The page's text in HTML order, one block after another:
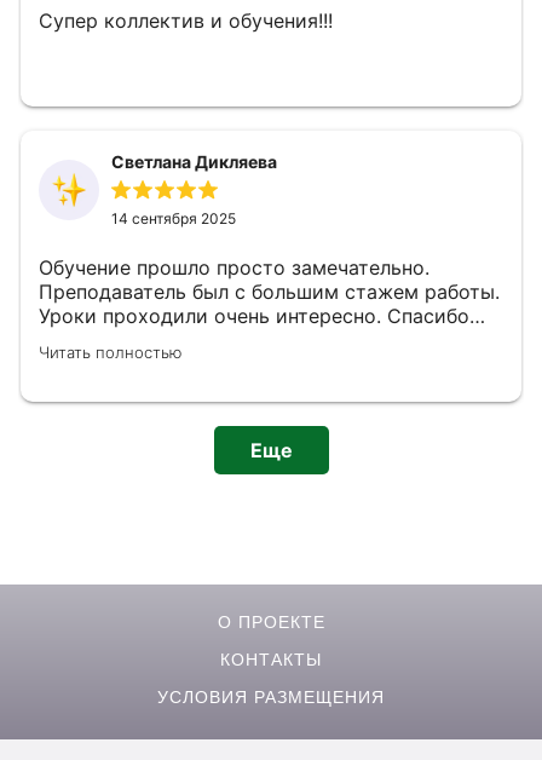
Супер коллектив и обучения!!!
Светлана Дикляева
14 сентября 2025
Обучение прошло просто замечательно.
Преподаватель был с большим стажем работы.
Уроки проходили очень интересно. Спасибо
большое за знания, которые мы получили от
обучения.
Читать полностью
Еще
О ПРОЕКТЕ
КОНТАКТЫ
УСЛОВИЯ РАЗМЕЩЕНИЯ